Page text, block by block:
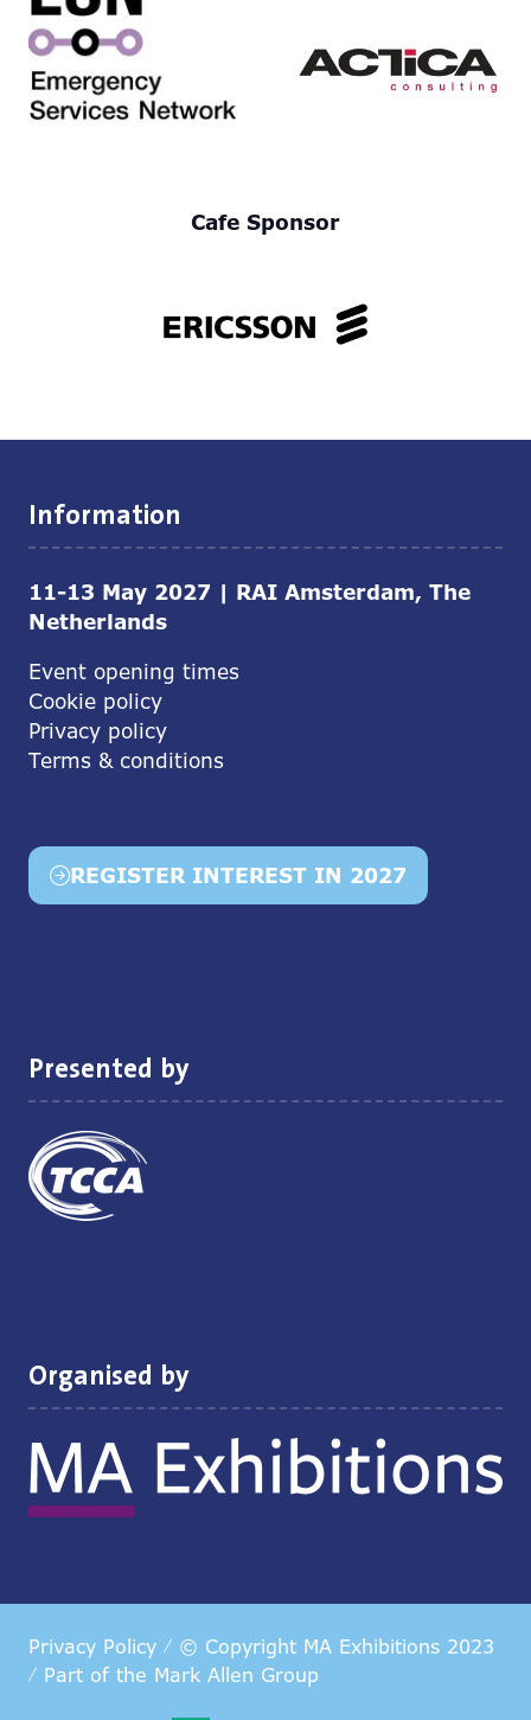
Cafe Sponsor
Information
11-13 May 2027 | RAI Amsterdam, The
Netherlands
Event opening times
Cookie policy
Privacy policy
Terms & conditions
REGISTER INTEREST IN 2027
(opens
Presented by
Organised by
Privacy Policy
© Copyright MA Exhibitions 2023
Part of the Mark Allen Group